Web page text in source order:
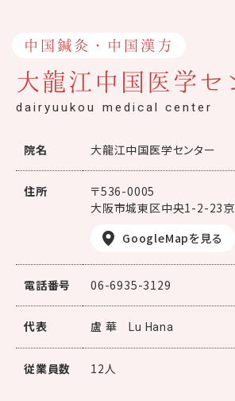
中国鍼灸・中国漢方
大龍江中国医学セ
dairyuukou medical center
院名 大龍江中国医学センター
住所
〒536-0005
大阪市城東区中央1-2-23京
GoogleMapを見る
電話番号 06-6935-3129
代表 盧 華 Lu Hana
従業員数 12人